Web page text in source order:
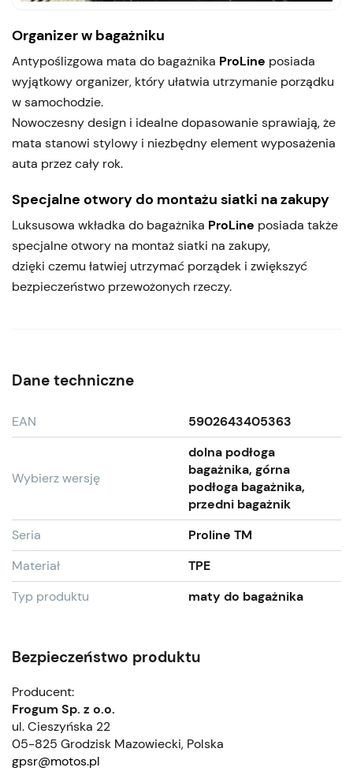
Organizer w bagażniku
Antypoślizgowa mata do bagażnika ProLine posiada
wyjątkowy organizer, który ułatwia utrzymanie porządku
w samochodzie.
Nowoczesny design i idealne dopasowanie sprawiają, że
mata stanowi stylowy i niezbędny element wyposażenia
auta przez cały rok.
Specjalne otwory do montażu siatki na zakupy
Luksusowa wkładka do bagażnika ProLine posiada także
specjalne otwory na montaż siatki na zakupy,
dzięki czemu łatwiej utrzymać porządek i zwiększyć
bezpieczeństwo przewożonych rzeczy.
Dane techniczne
EAN 5902643405363
Wybierz wersję
dolna podłoga
bagażnika, górna
podłoga bagażnika,
przedni bagażnik
Seria
Proline TM
Materiał
TPE
Typ produktu
maty do bagażnika
Bezpieczeństwo produktu
Producent:
Frogum Sp. z o.o.
ul. Cieszyńska 22
05-825 Grodzisk Mazowiecki, Polska
gpsr@motos.pl